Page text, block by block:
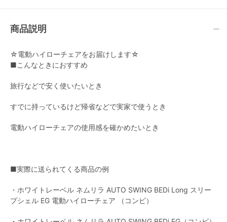
商品説明
☆電動ハイローチェアをお届けします☆
■こんなときにおすすめ
旅行などで安く使いたいとき
すでに持っているけど帰省などで実家で使うとき
電動ハイローチェアの使用感を確かめたいとき
■実際に送られてくる商品の例
・ホワイトレーベル ネムリラ AUTO SWING BEDi Long スリー
プシェル EG 電動ハイローチェア （コンビ）